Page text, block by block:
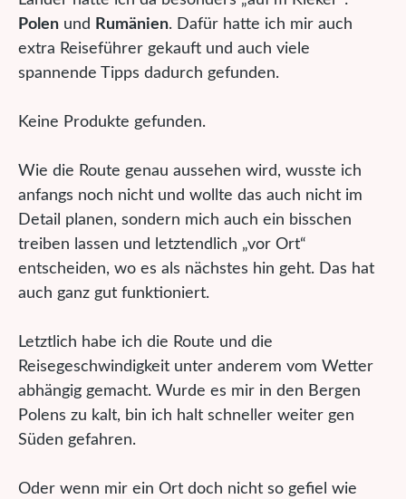
Polen und Rumänien. Dafür hatte ich mir auch
extra Reiseführer gekauft und auch viele
spannende Tipps dadurch gefunden.
Keine Produkte gefunden.
Wie die Route genau aussehen wird, wusste ich
anfangs noch nicht und wollte das auch nicht im
Detail planen, sondern mich auch ein bisschen
treiben lassen und letztendlich „vor Ort“
entscheiden, wo es als nächstes hin geht. Das hat
auch ganz gut funktioniert.
Letztlich habe ich die Route und die
Reisegeschwindigkeit unter anderem vom Wetter
abhängig gemacht. Wurde es mir in den Bergen
Polens zu kalt, bin ich halt schneller weiter gen
Süden gefahren.
Oder wenn mir ein Ort doch nicht so gefiel wie